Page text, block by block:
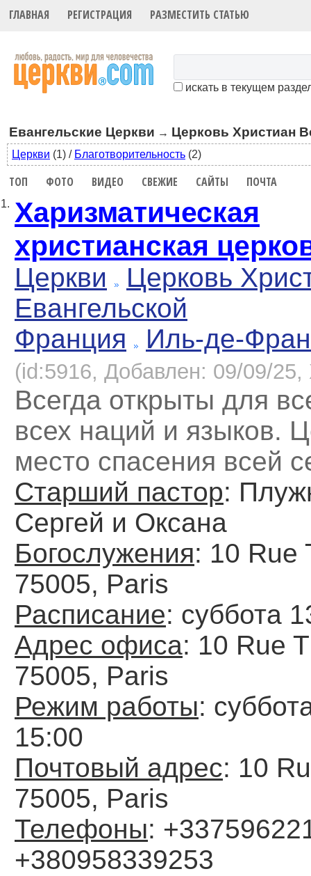
ГЛАВНАЯ РЕГИСТРАЦИЯ РАЗМЕСТИТЬ СТАТЬЮ
искать в текущем
Евангельские Церкви → Церковь Христиан
Церкви (1) / Благотворительность (2)
ТОП ФОТО ВИДЕО СВЕЖИЕ САЙТЫ ПОЧТА
1. Харизматическая
христианская
Церкви
Церковь
Евангельской
Франция
Иль-де-
(id:5916, Добавлен: 09/09/25,
Всегда открыты для
всех наций и языков.
место спасения всей
Старший пастор:
Сергей и Оксана
Богослужения: 10 Rue
75005, Paris
Расписание: cуббота
Адрес офиса: 10 Rue
75005, Paris
Режим работы:
15:00
Почтовый адрес: 10
75005, Paris
Телефоны:
+380958339253